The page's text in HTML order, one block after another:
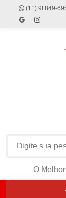
(11) 98849-
O